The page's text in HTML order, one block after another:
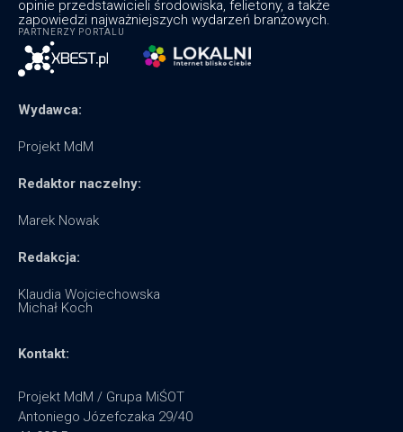
opinie przedstawicieli środowiska, felietony, a także
zapowiedzi najważniejszych wydarzeń branżowych.
PARTNERZY PORTALU
Wydawca:
Projekt MdM
Redaktor naczelny:
Marek Nowak
Redakcja:
Klaudia Wojciechowska
Michał Koch
Kontakt:
Projekt MdM / Grupa MiŚOT
Antoniego Józefczaka 29/40